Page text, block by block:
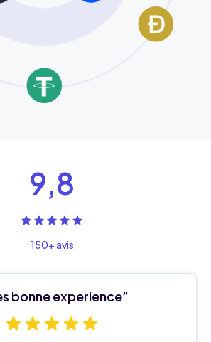
9,8
150+ avis
bonne experience”